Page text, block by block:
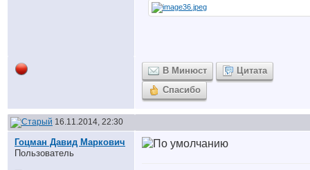
В Минюст
Цитата
Спасибо
16.11.2014, 22:30
Гоцман Давид Маркович
Пользователь